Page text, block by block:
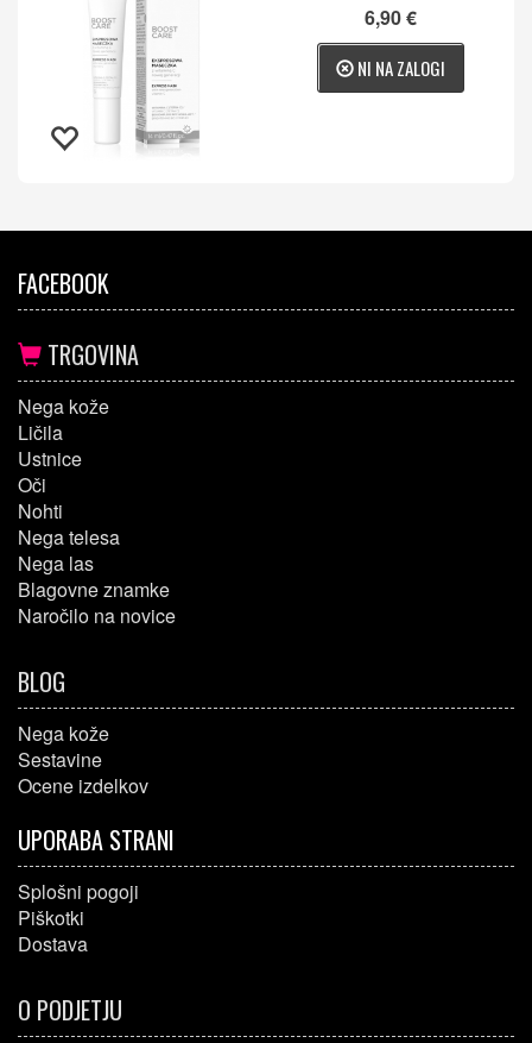
6,90 €
NI NA ZALOGI
FACEBOOK
TRGOVINA
Nega kože
Ličila
Ustnice
Oči
Nohti
Nega telesa
Nega las
Blagovne znamke
Naročilo na novice
BLOG
Nega kože
Sestavine
Ocene izdelkov
UPORABA STRANI
Splošni pogoji
Piškotki
Dostava
O PODJETJU